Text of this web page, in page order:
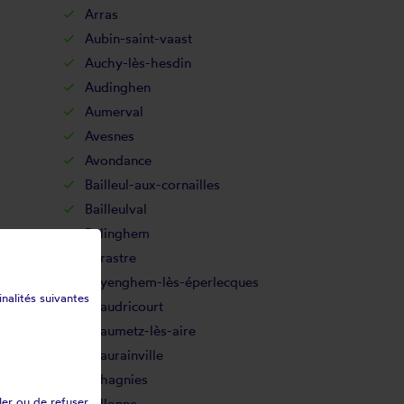
Arras
Aubin-saint-vaast
Auchy-lès-hesdin
Audinghen
Aumerval
Avesnes
Avondance
Bailleul-aux-cornailles
Bailleulval
Balinghem
Barastre
Bayenghem-lès-éperlecques
Beaudricourt
Beaumetz-lès-aire
Beaurainville
Béhagnies
suivantes